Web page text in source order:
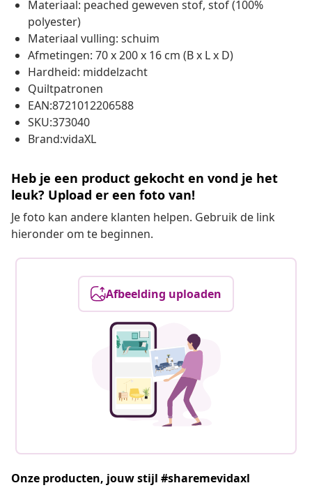
Materiaal: peached geweven stof, stof (100%
polyester)
Materiaal vulling: schuim
Afmetingen: 70 x 200 x 16 cm (B x L x D)
Hardheid: middelzacht
Quiltpatronen
EAN:8721012206588
SKU:373040
Brand:vidaXL
Heb je een product gekocht en vond je het
leuk? Upload er een foto van!
Je foto kan andere klanten helpen. Gebruik de link
hieronder om te beginnen.
Afbeelding uploaden
Onze producten, jouw stijl #sharemevidaxl